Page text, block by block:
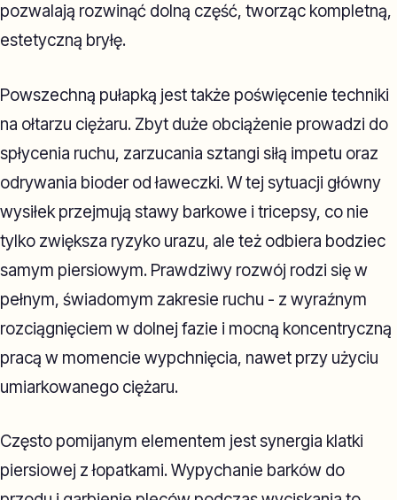
pozwalają rozwinąć dolną część, tworząc kompletną,
estetyczną bryłę.
Powszechną pułapką jest także poświęcenie techniki
na ołtarzu ciężaru. Zbyt duże obciążenie prowadzi do
spłycenia ruchu, zarzucania sztangi siłą impetu oraz
odrywania bioder od ławeczki. W tej sytuacji główny
wysiłek przejmują stawy barkowe i tricepsy, co nie
tylko zwiększa ryzyko urazu, ale też odbiera bodziec
samym piersiowym. Prawdziwy rozwój rodzi się w
pełnym, świadomym zakresie ruchu - z wyraźnym
rozciągnięciem w dolnej fazie i mocną koncentryczną
pracą w momencie wypchnięcia, nawet przy użyciu
umiarkowanego ciężaru.
Często pomijanym elementem jest synergia klatki
piersiowej z łopatkami. Wypychanie barków do